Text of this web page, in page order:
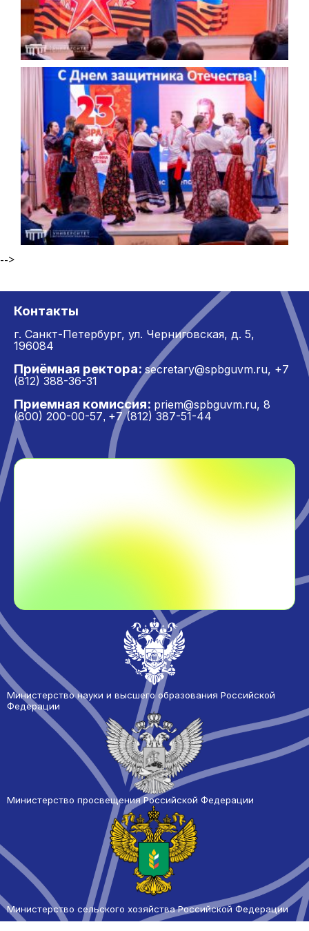
-->
Контакты
г. Санкт-Петербург, ул. Черниговская, д. 5,
196084
Приёмная ректора: secretary@spbguvm.ru, +7
(812) 388-36-31
Приемная комиссия: priem@spbguvm.ru, 8
(800) 200-00-57, +7 (812) 387-51-44
Министерство науки и высшего образования Российской
Федерации
Министерство просвещения Российской Федерации
Министерство сельского хозяйства Российской Федерации